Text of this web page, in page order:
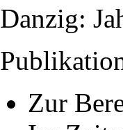
Danzig:
Zur